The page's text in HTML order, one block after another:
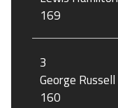
169
3
George Russell
160